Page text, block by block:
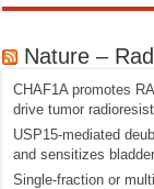
Nature –
CHAF1A promotes
drive tumor
USP15-mediated
and sensitizes
Single-fraction or